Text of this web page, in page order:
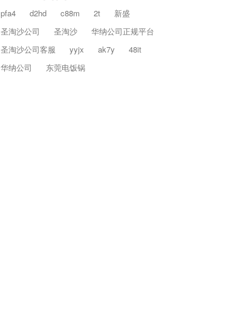
pfa4
d2hd c88m 2t
新盛
圣淘沙公司
圣淘沙
华纳公司正规平台
圣淘沙公司客服
yyjx ak7y
48it
华纳公司
东莞电饭锅